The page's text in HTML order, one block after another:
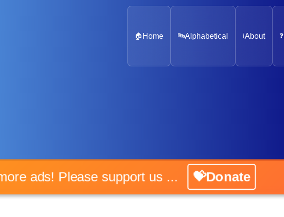
🏠 Home 🔤Alphabetical ℹ️About ❓
more ads! Please support us ... 💝Donate